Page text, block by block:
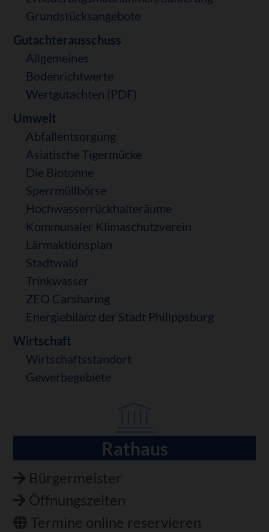
Grundstücksangebote
Gutachterausschuss
Allgemeines
Bodenrichtwerte
Wertgutachten (PDF)
Umwelt
Abfallentsorgung
Asiatische Tigermücke
Die Biotonne
Sperrmüllbörse
Hochwasserrückhalteräume
Kommunaler Klimaschutzverein
Lärmaktionsplan
Stadtwald
Trinkwasser
ZEO Carsharing
Energiebilanz der Stadt Philippsburg
Wirtschaft
Wirtschaftsstandort
Gewerbegebiete
Rathaus
Bürgermeister
Öffnungszeiten
Termine online reservieren